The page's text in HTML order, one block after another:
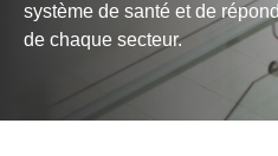
système de santé et de
de chaque secteur.